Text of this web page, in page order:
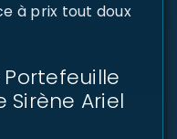
à prix tout doux
Sirène Ariel